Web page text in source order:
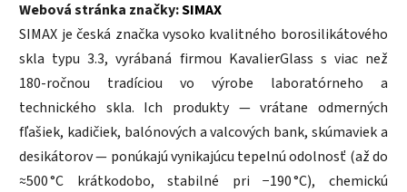
Webová stránka značky:SIMAX
SIMAX je česká značka vysoko kvalitného borosilikátového
skla typu 3.3, vyrábaná firmou KavalierGlass s viac než
180‑ročnou tradíciou vo výrobe laboratórneho a
technického skla. Ich produkty — vrátane odmerných
fľašiek, kadičiek, balónových a valcových bank, skúmaviek a
desikátorov — ponúkajú vynikajúcu tepelnú odolnosť (až do
≈500 °C krátkodobo, stabilné pri −190 °C), chemickú